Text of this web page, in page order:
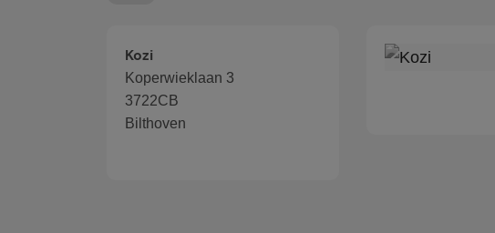
Kozi
Koperwieklaan 3
3722CB
Bilthoven